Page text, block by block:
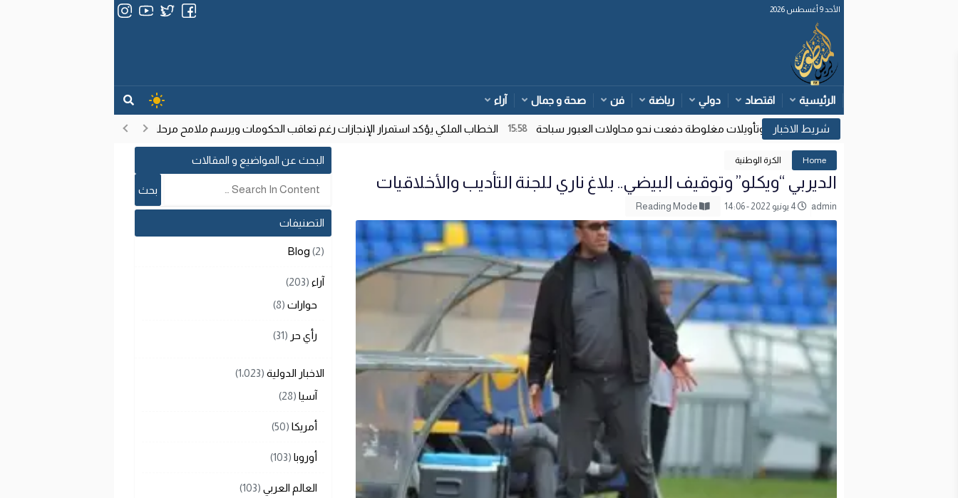
الأحد 9 أغسطس 2026
الرئيسية اقتصاد دولي رياضة فن صحة و جمال آراء
وزارة الداخلية: قرارات قضائية إسبانية وتأويلات مغلوطة دفعت نحو محاولات العبور سباحة 15:58 الخطاب الملكي يؤكد استمرار الإنجازات رغم تعاقب الحكومات ويرسم ملامح مرحلة تنموية جديدة
Home الكرة الوطنية
الديربي “ويكلو” وتوقيف البيضي.. بلاغ ناري للجنة التأديب والأخلاقيات
admin
البحث عن المواضيع و المقالات
التصنيفات
Blog (2)
آراء (203)
حوارات (8)
رأي حر (31)
الاخبار الدولية (1٬023)
آسيا (28)
أمريكا (50)
أوروبا (103)
العالم العربي (103)